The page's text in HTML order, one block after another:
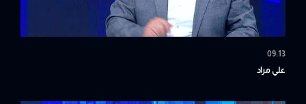
09:13
علي مراد